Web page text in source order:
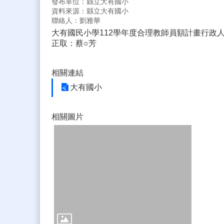
發布單位：縣立大有國小
資料來源：縣立大有國小
聯絡人：劉雅華
大有國民小學112學年度合理教師員額計畫行政
正取：蔡○芳
相關連結
大有國小
相關圖片